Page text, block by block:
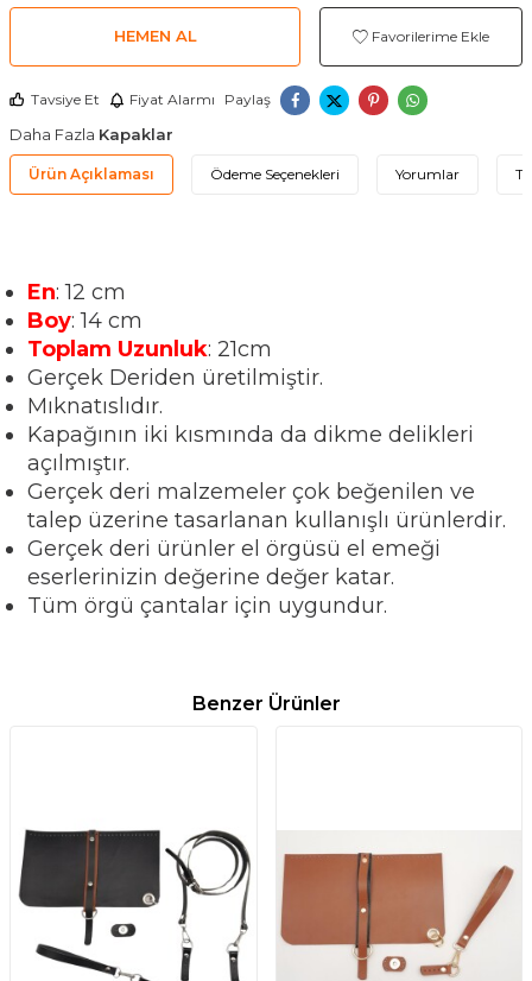
HEMEN AL Favorilerime Ekle
Tavsiye Et Fiyat Alarmı Paylaş
Daha Fazla Kapaklar
Ürün Açıklaması Ödeme Seçenekleri Yorumlar
En: 12 cm
Boy: 14 cm
Toplam Uzunluk: 21cm
Gerçek Deriden üretilmiştir.
Mıknatıslıdır.
Kapağının iki kısmında da dikme delikleri
açılmıştır.
Gerçek deri malzemeler çok beğenilen ve
talep üzerine tasarlanan kullanışlı ürünlerdir.
Gerçek deri ürünler el örgüsü el emeği
eserlerinizin değerine değer katar.
Tüm örgü çantalar için uygundur.
Benzer Ürünler